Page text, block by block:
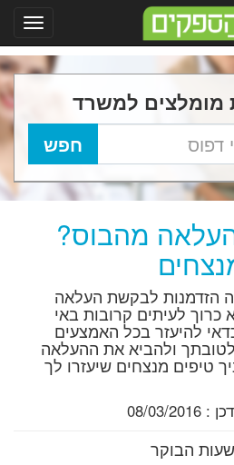
מומלצים למשרד
מהבוס?
הזדמנות לבקשת העלאה
כרוך לעיתים קרובות באי
להיעזר בכל האמצעים
ולהביא את ההעלאה
טיפים מנצחים שיעזרו לך
:
08/03/2016
הבוקר